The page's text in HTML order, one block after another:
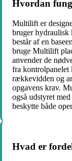
Hvordan
Multilift er
bruger hydraulisk
består af en
bruge Multilift
anvender de
fra kontrolpanelet
rækkevidden og
opgavens krav.
også udstyret
beskytte både
Hvad er